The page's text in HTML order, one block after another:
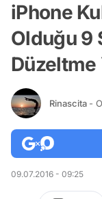
iPhone
Olduğu 9
Düzeltme
Rinascita -
09.07.2016 - 09:25